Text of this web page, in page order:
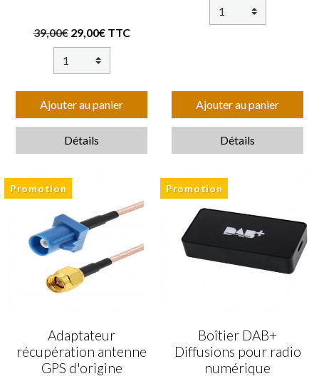
39,00€ 29,00€ TTC
Ajouter au panier
Détails
Ajouter au panier
Détails
Promotion
Adaptateur
récupération antenne
GPS d'origine
Promotion
Boîtier DAB+
Diffusions pour radio
numérique